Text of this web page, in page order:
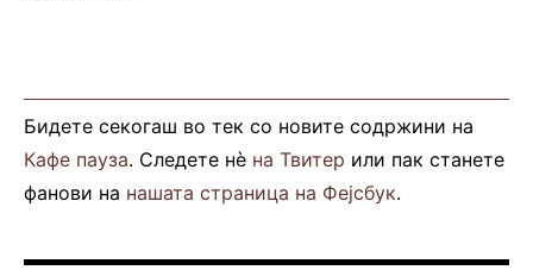
Бидете секогаш во тек со новите содржини на
Кафе пауза. Следете нè на Твитер или пак станете
фанови на нашата страница на Фејсбук.